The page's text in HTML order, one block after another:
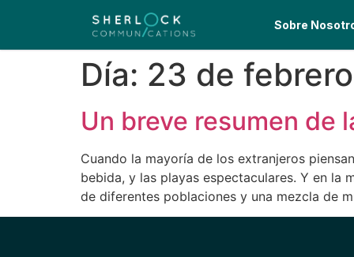
Sobre
Día: 23 de
Un breve resumen de
Cuando la mayoría de los extranjeros
bebida, y las playas espectaculares. Y en la
de diferentes poblaciones y una mezcla de